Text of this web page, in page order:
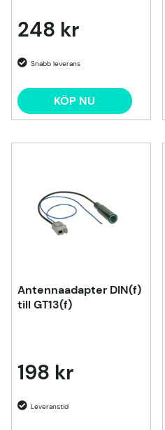
248 kr
KÖP NU
Antennaadapter DIN(f)
till GT13(f)
198 kr